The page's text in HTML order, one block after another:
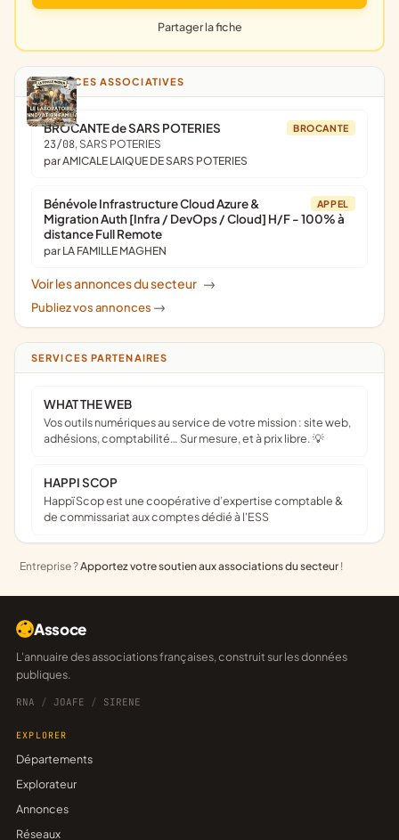
Partager la fiche
ANNONCES ASSOCIATIVES
BROCANTE
BROCANTE de SARS POTERIES
23/08, SARS POTERIES
par AMICALE LAIQUE DE SARS POTERIES
APPEL
Bénévole Infrastructure Cloud Azure &
Migration Auth [Infra / DevOps / Cloud] H/F - 100% à
distance Full Remote
par LA FAMILLE MAGHEN
Voir les annonces du secteur ->
Publiez vos annonces ->
SERVICES PARTENAIRES
WHAT THE WEB
Vos outils numériques au service de votre mission : site web,
adhésions, comptabilité… Sur mesure, et à prix libre. 💡
HAPPI SCOP
Happï Scop est une coopérative d’expertise comptable &
de commissariat aux comptes dédié à l'ESS
Entreprise ?Apportez votre soutien aux associations du secteur !
Assoce
L'annuaire des associations françaises, construit sur les données
publiques.
RNA / JOAFE / SIRENE
EXPLORER
Départements
Explorateur
Annonces
Réseaux